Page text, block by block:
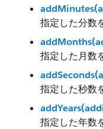
指定した分数
指定した月数
指定した秒数
指定した年数